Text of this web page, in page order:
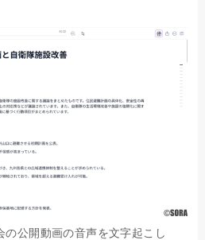
の公開動画の音声を文字起こし